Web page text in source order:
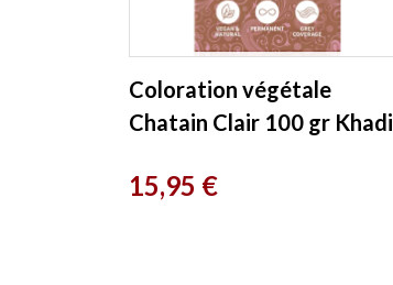
Coloration végétale
Chatain Clair 100 gr Khadi
Prix
15,95 €